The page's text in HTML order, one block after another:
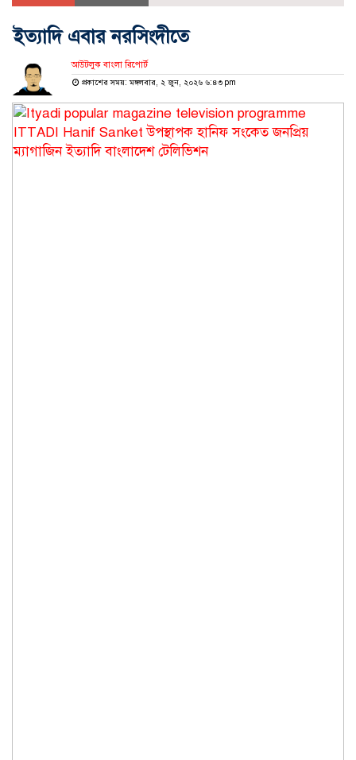
ইত্যাদি এবার নরসিংদীতে
আউটলুক বাংলা রিপোর্ট
প্রকাশের সময়: মঙ্গলবার, ২ জুন, ২০২৬ ৬:৪৩ pm